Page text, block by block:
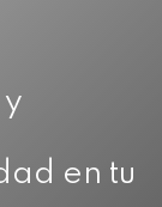
en tu